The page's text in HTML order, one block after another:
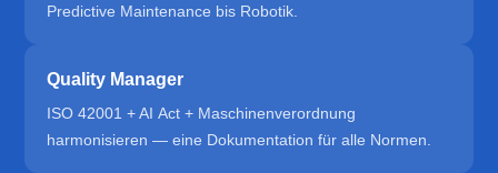
Predictive Maintenance bis Robotik.
Quality Manager
ISO 42001 + AI Act + Maschinenverordnung
harmonisieren — eine Dokumentation für alle Normen.